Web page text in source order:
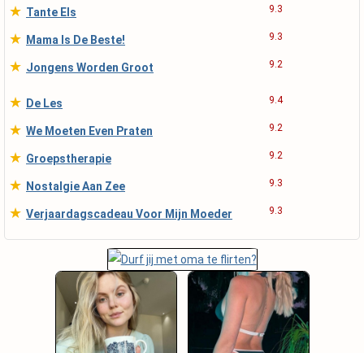
★ Tante Els 9.3
★ Mama Is De Beste! 9.3
★ Jongens Worden Groot 9.2
★ De Les 9.4
★ We Moeten Even Praten 9.2
★ Groepstherapie 9.2
★ Nostalgie Aan Zee 9.3
★ Verjaardagscadeau Voor Mijn Moeder 9.3